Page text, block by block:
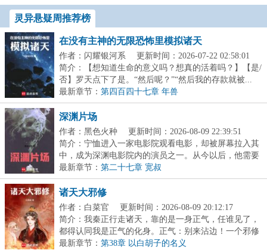
灵异悬疑周推荐榜
在没有主神的无限恐怖里模拟诸天
作者：闪耀银河系
更新时间：2026-07-22 02:58:01
简介：【想知道生命的意义吗？想真的活着吗？】【是/
否】罗天点下了是。“然后呢？”“然后我的存款就被...
最新章节： 第四百四十七章 年兽
深渊片场
作者：黑色火种
更新时间：2026-08-09 22:39:51
简介：宁恤进入一家电影院观看电影，却被屏幕拉入其
中，成为深渊电影院内的演员之一。从今以后，他需要
不...
最新章节： 第二十七章 宽叔
诸天大邪修
作者：白菜官
更新时间：2026-08-09 20:12:17
简介：我秦正行走诸天，靠的是一身正气，任谁见了，
都得认同我是正气的化身。正气：别来沾边！一个邪修
在...
最新章节： 第38章 以白胡子的名义